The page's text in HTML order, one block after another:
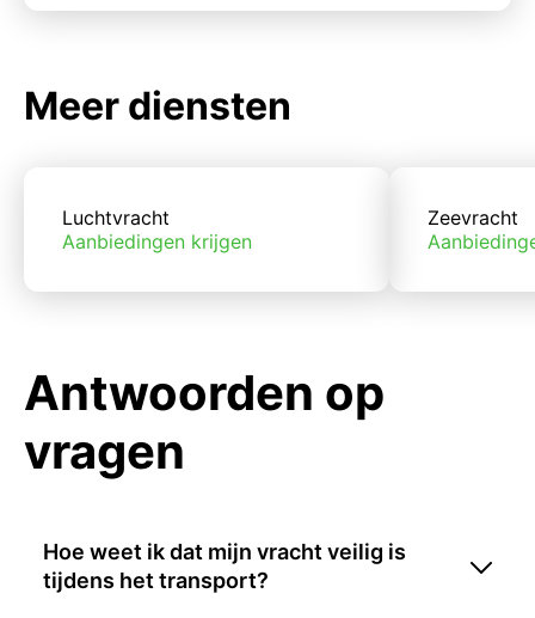
Meer diensten
Luchtvracht
Aanbiedingen krijgen
Zeevracht
Antwoorden op
vragen
Hoe weet ik dat mijn vracht veilig is
tijdens het transport?